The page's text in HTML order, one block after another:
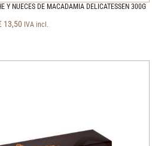
Y NUECES DE MACADAMIA DELICATESSEN 300G
13,50 IVA incl.